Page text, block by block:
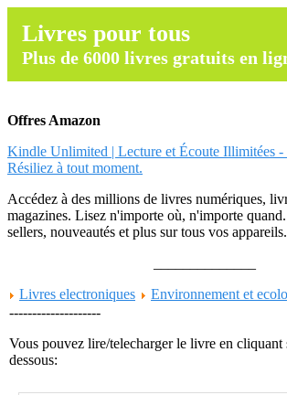
Livres pour tous
Plus de 6000 livres gratuits en
Offres Amazon
Kindle Unlimited | Lecture et Écoute Illimitées -
Résiliez à tout moment.
Accédez à des millions de livres numériques,
magazines. Lisez n'importe où, n'importe
sellers, nouveautés et plus sur tous vos appareils.
Livres electroniques
Environnement et
--------------------
Vous pouvez lire/telecharger le livre en
dessous: